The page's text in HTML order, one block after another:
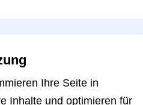
Ihre Seite in
Inhalte und optimieren für